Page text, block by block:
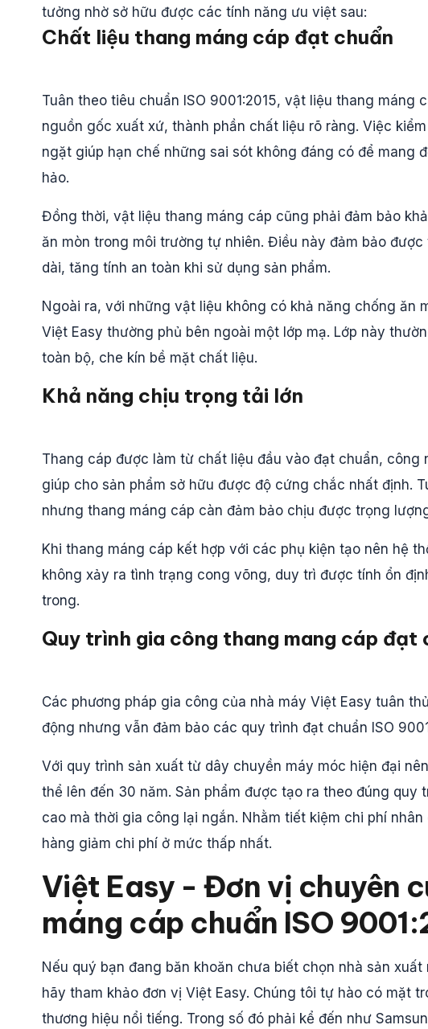
tưởng nhờ sở hữu được các tính năng ưu việt sau:
Chất liệu thang máng cáp đạt chuẩn
Tuân theo tiêu chuẩn ISO 9001:2015, vật liệu thang máng
nguồn gốc xuất xứ, thành phần chất liệu rõ ràng. Việc
ngặt giúp hạn chế những sai sót không đáng có để mang
hảo.
Đồng thời, vật liệu thang máng cáp cũng phải đảm bảo
ăn mòn trong môi trường tự nhiên. Điều này đảm bảo
dài, tăng tính an toàn khi sử dụng sản phẩm.
Ngoài ra, với những vật liệu không có khả năng chống ăn
Việt Easy thường phủ bên ngoài một lớp mạ. Lớp này
toàn bộ, che kín bề mặt chất liệu.
Khả năng chịu trọng tải lớn
Thang cáp được làm từ chất liệu đầu vào đạt chuẩn, công
giúp cho sản phẩm sở hữu được độ cứng chắc nhất định.
nhưng thang máng cáp càn đảm bảo chịu được trọng
Khi thang máng cáp kết hợp với các phụ kiện tạo nên hệ
không xảy ra tình trạng cong võng, duy trì được tính ổn
trong.
Quy trình gia công thang mang cáp đạt
Các phương pháp gia công của nhà máy Việt Easy tuân
động nhưng vẫn đảm bảo các quy trình đạt chuẩn ISO
Với quy trình sản xuất từ dây chuyền máy móc hiện đại
thể lên đến 30 năm. Sản phẩm được tạo ra theo đúng quy
cao mà thời gia công lại ngắn. Nhằm tiết kiệm chi phí
hàng giảm chi phí ở mức thấp nhất.
Việt Easy - Đơn vị chuyên
máng cáp chuẩn ISO
Nếu quý bạn đang băn khoăn chưa biết chọn nhà sản
hãy tham khảo đơn vị Việt Easy. Chúng tôi tự hào có mặt
thương hiệu nổi tiếng. Trong số đó phải kể đến như